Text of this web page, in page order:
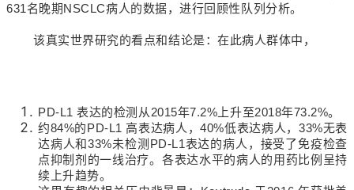
631名晚期NSCLC病人的数据，进行回顾性队列分析。
该真实世界研究的看点和结论是：在此病人群体中，
PD-L1 表达的检测从2015年7.2%上升至2018年73.2%。
约84%的PD-L1 高表达病人，40%低表达病人，33%无表
达病人和33%未检测PD-L1表达的病人，接受了免疫检查
点抑制剂的一线治疗。各表达水平的病人的用药比例呈持
续上升趋势。